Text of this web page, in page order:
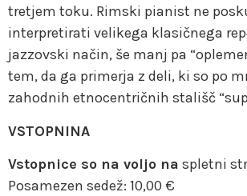
tretjem toku. Rimski pianist ne
interpretirati velikega klasičnega
jazzovski način, še manj pa
tem, da ga primerja z deli, ki so po
zahodnih etnocentričnih stališč
VSTOPNINA
Vstopnice so na voljo na spletni
Posamezen sedež: 10,00 €